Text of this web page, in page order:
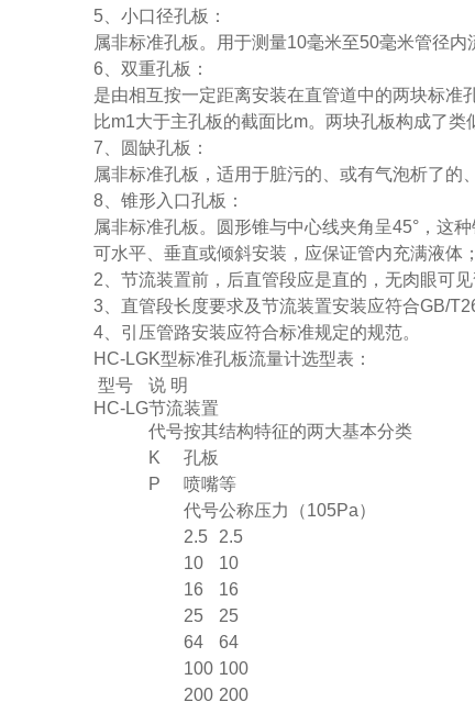
5、小口径孔板：
属非标准孔板。用于测量10毫米至50毫米管径内
6、双重孔板：
是由相互按一定距离安装在直管道中的两块标
比m1大于主孔板的截面比m。两块孔板构成了
7、圆缺孔板：
属非标准孔板，适用于脏污的、或有气泡析了的
8、锥形入口孔板：
属非标准孔板。圆形锥与中心线夹角呈45°，这
可水平、垂直或倾斜安装，应保证管内充满液体；
2、节流装置前，后直管段应是直的，无肉眼可
3、直管段长度要求及节流装置安装应符合GB/
4、引压管路安装应符合标准规定的规范。
HC-LGK型标准孔板流量计选型表：
型号
说 明
HC-LG节流装置
代号按其结构特征的两大基本分类
K
孔板
P
喷嘴等
代号公称压力（105Pa）
2.5
2.5
10
10
16
16
25
25
64
64
100 100
200 200